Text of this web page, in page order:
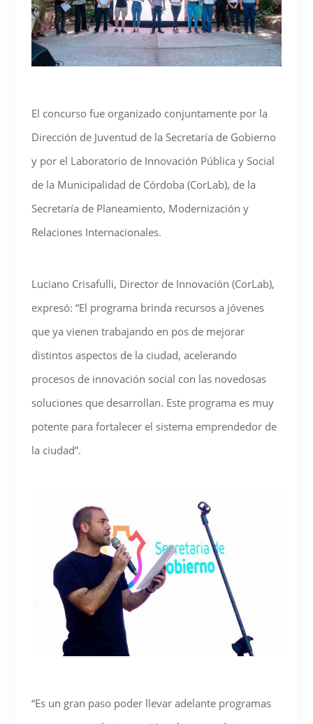
El concurso fue organizado conjuntamente por la
Dirección de Juventud de la Secretaría de Gobierno
y por el Laboratorio de Innovación Pública y Social
de la Municipalidad de Córdoba (CorLab), de la
Secretaría de Planeamiento, Modernización y
Relaciones Internacionales.
Luciano Crisafulli, Director de Innovación (CorLab),
expresó: “El programa brinda recursos a jóvenes
que ya vienen trabajando en pos de mejorar
distintos aspectos de la ciudad, acelerando
procesos de innovación social con las novedosas
soluciones que desarrollan. Este programa es muy
potente para fortalecer el sistema emprendedor de
la ciudad”.
“Es un gran paso poder llevar adelante programas